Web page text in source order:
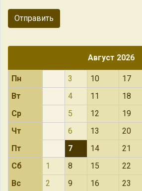
Отправить
Август 2026
Пн 3 10 17
Вт
4 11 18
Ср
5 12 19
Чт
6 13 20
Пт
7 14 21
Сб
1 8 15 22
Вс
2 9 16 23